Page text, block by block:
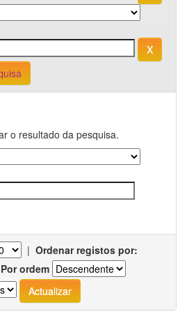
o resultado da pesquisa.
| Ordenar registos por:
Por ordem